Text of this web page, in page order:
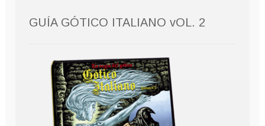
GUÍA GÓTICO ITALIANO vOL. 2